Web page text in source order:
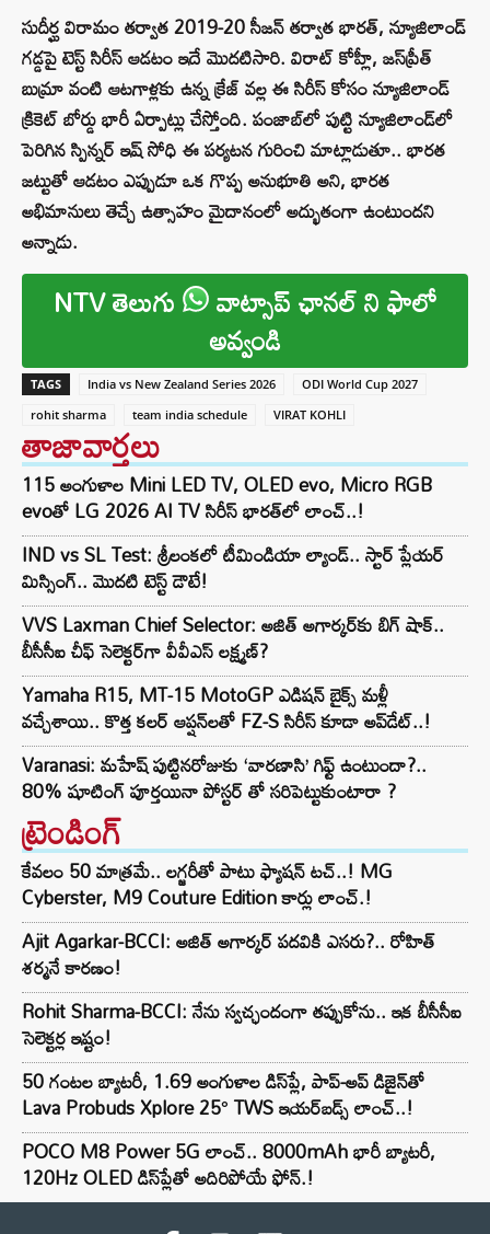
సుదీర్ఘ విరామం తర్వాత 2019-20 సీజన్ తర్వాత భారత్, న్యూజిలాండ్
గడ్డపై టెస్ట్ సిరీస్ ఆడటం ఇదే మొదటిసారి. విరాట్ కోహ్లీ, జస్‌ప్రీత్
బుమ్రా వంటి ఆటగాళ్లకు ఉన్న క్రేజ్ వల్ల ఈ సిరీస్ కోసం న్యూజిలాండ్
క్రికెట్ బోర్డు భారీ ఏర్పాట్లు చేస్తోంది. పంజాబ్‌లో పుట్టి న్యూజిలాండ్‌లో
పెరిగిన స్పిన్నర్ ఇష్ సోధి ఈ పర్యటన గురించి మాట్లాడుతూ.. భారత
జట్టుతో ఆడటం ఎప్పుడూ ఒక గొప్ప అనుభూతి అని, భారత
అభిమానులు తెచ్చే ఉత్సాహం మైదానంలో అద్భుతంగా ఉంటుందని
అన్నాడు.
NTV తెలుగు వాట్సాప్ ఛానల్ ని ఫాలో
అవ్వండి
TAGS India vs New Zealand Series 2026
ODI World Cup 2027
rohit sharma
team india schedule VIRAT KOHLI
తాజావార్తలు
115 అంగుళాల Mini LED TV, OLED evo, Micro RGB
evoతో LG 2026 AI TV సిరీస్ భారత్‌లో లాంచ్..!
IND vs SL Test: శ్రీలంకలో టీమిండియా ల్యాండ్.. స్టార్ ప్లేయర్
మిస్సింగ్.. మొదటి టెస్ట్ డౌటే!
VVS Laxman Chief Selector: అజిత్ అగార్కర్‌కు బిగ్ షాక్..
బీసీసీఐ చీఫ్ సెలెక్టర్‌గా వీవీఎస్ లక్ష్మణ్?
Yamaha R15, MT-15 MotoGP ఎడిషన్ బైక్స్ మళ్లీ
వచ్చేశాయి.. కొత్త కలర్ ఆప్షన్‌లతో FZ-S సిరీస్ కూడా అప్‌డేట్..!
Varanasi: మహేష్ పుట్టినరోజుకు ‘వారణాసి’ గిఫ్ట్ ఉంటుందా?..
80% షూటింగ్ పూర్తయినా పోస్టర్ తో సరిపెట్టుకుంటారా ?
ట్రెండింగ్‌
కేవలం 50 మాత్రమే.. లగ్జరీతో పాటు ఫ్యాషన్ టచ్..! MG
Cyberster, M9 Couture Edition కార్లు లాంచ్.!
Ajit Agarkar-BCCI: అజిత్ అగార్కర్ పదవికి ఎసరు?.. రోహిత్
శర్మనే కారణం!
Rohit Sharma-BCCI: నేను స్వచ్ఛందంగా తప్పుకోను.. ఇక బీసీసీఐ
సెలెక్టర్ల ఇష్టం!
50 గంటల బ్యాటరీ, 1.69 అంగుళాల డిస్‌ప్లే, పాప్-అప్ డిజైన్‌తో
Lava Probuds Xplore 25° TWS ఇయర్‌బడ్స్ లాంచ్..!
POCO M8 Power 5G లాంచ్.. 8000mAh భారీ బ్యాటరీ,
120Hz OLED డిస్‌ప్లేతో అదిరిపోయే ఫోన్.!